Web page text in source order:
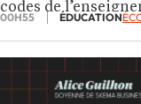
codes de
00H55 ÉDUCATION